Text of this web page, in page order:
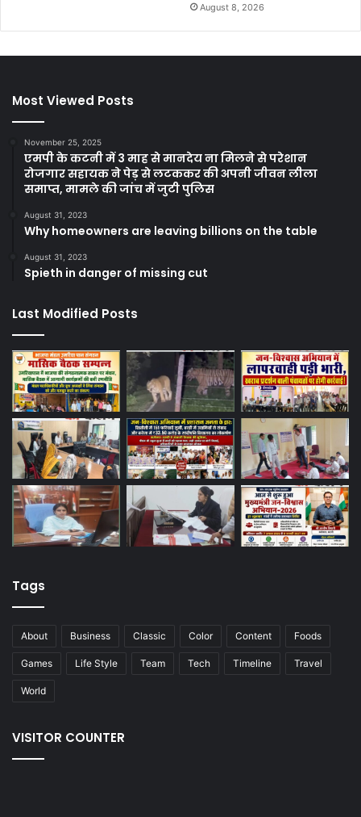
August 8, 2026
Most Viewed Posts
November 25, 2025
एमपी के कटनी में 3 माह से मानदेय ना मिलने से परेशान
रोजगार सहायक ने पेड़ से लटककर की अपनी जीवन लीला
समाप्त, मामले की जांच में जुटी पुलिस
August 31, 2023
Why homeowners are leaving billions on the table
August 31, 2023
Spieth in danger of missing cut
Last Modified Posts
Tags
About Business Classic Color Content Foods
Games Life Style Team Tech Timeline Travel
World
VISITOR COUNTER